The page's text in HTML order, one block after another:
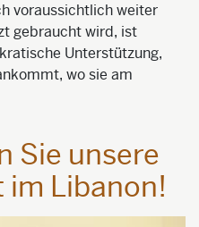
voraussichtlich weiter
gebraucht wird, ist
Unterstützung,
wo sie am
Sie unsere
Libanon!